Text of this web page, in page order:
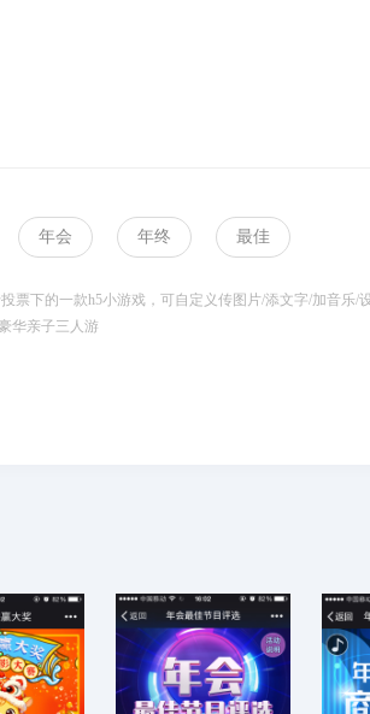
年会 年终 最佳
票下的一款h5小游戏，可自定义传图片/添文字/加音乐/
华亲子三人游